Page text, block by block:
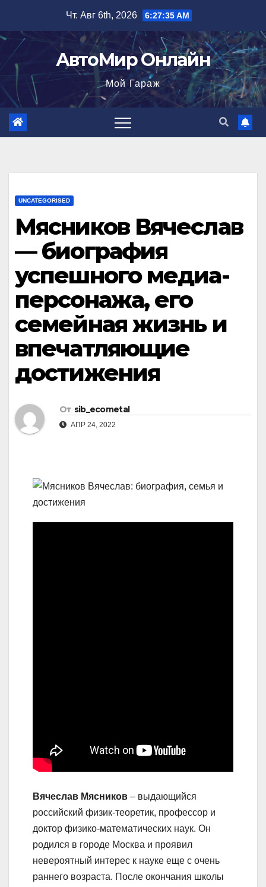
содержимому
Чт. Авг 6th, 2026 6:27:36 AM
АвтоМир Онлайн
Мой Гараж
UNCATEGORISED
Мясников Вячеслав
— биография
успешного медиа-
персонажа, его
семейная жизнь и
впечатляющие
достижения
От sib_ecometal
АПР 24, 2022
Вячеслав Мясников – выдающийся
российский физик-теоретик, профессор и
доктор физико-математических наук. Он
родился в городе Москва и проявил
невероятный интерес к науке еще с очень
раннего возраста. После окончания школы